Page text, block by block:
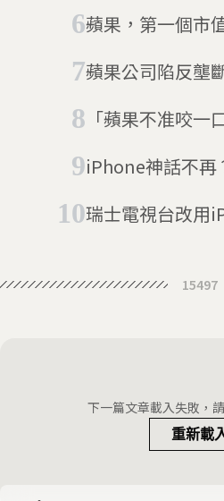
蘋果，第一個市
蘋果公司陷反壟
「蘋果不准咬
iPhone神話不再
瑞士電視台改用
15497
下一篇文章載入失敗，
重新載